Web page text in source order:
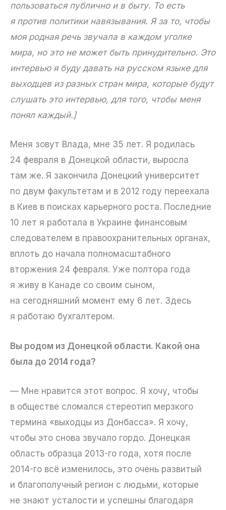
пользоваться публично и в быту. То есть
я против политики навязывания. Я за то, чтобы
моя родная речь звучала в каждом уголке
мира, но это не может быть принудительно. Это
интервью я буду давать на русском языке для
выходцев из разных стран мира, которые будут
слушать это интервью, для того, чтобы меня
понял каждый.]
Меня зовут Влада, мне 35 лет. Я родилась
24 февраля в Донецкой области, выросла
там же. Я закончила Донецкий университет
по двум факультетам и в 2012 году переехала
в Киев в поисках карьерного роста. Последние
10 лет я работала в Украине финансовым
следователем в правоохранительных органах,
вплоть до начала полномасштабного
вторжения 24 февраля. Уже полтора года
я живу в Канаде со своим сыном,
на сегодняшний момент ему 6 лет. Здесь
я работаю бухгалтером.
Вы родом из Донецкой области. Какой она
была до 2014 года?
— Мне нравится этот вопрос. Я хочу, чтобы
в обществе сломался стереотип мерзкого
термина «выходцы из Донбасса». Я хочу,
чтобы это снова звучало гордо. Донецкая
область образца 2013-го года, хотя после
2014-го всё изменилось, это очень развитый
и благополучный регион с людьми, которые
не знают усталости и успешны благодаря